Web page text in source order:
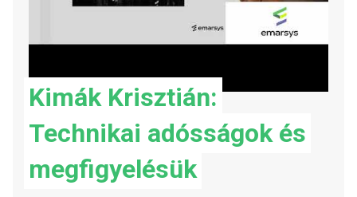
Kimák Krisztián:
Technikai adósságok és
megfigyelésük